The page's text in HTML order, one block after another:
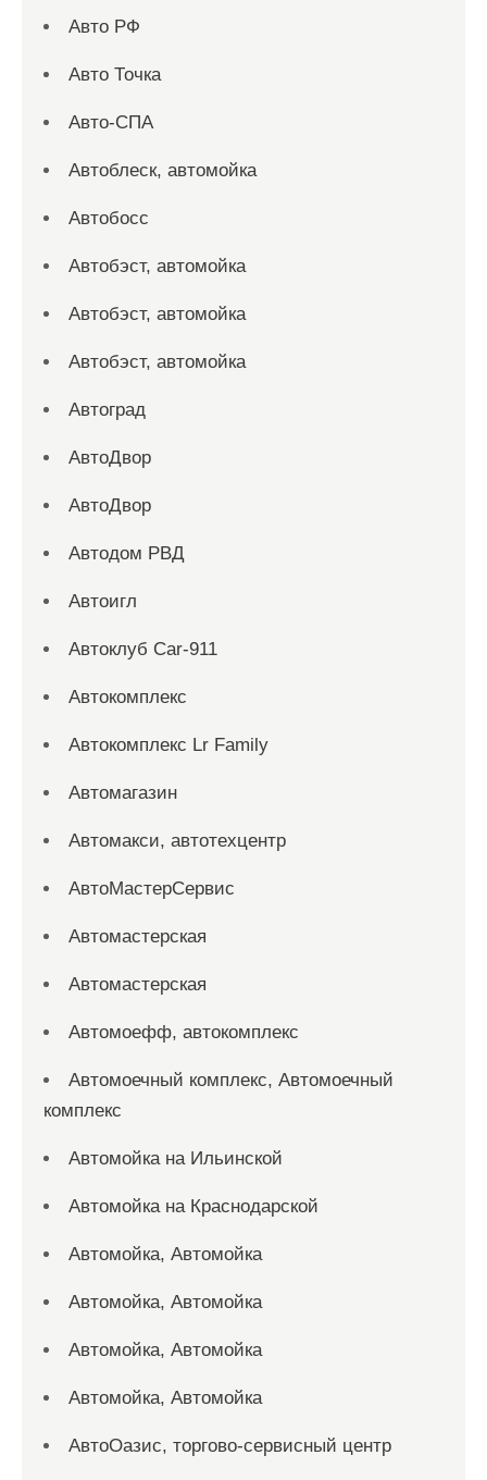
Авто РФ
Авто Точка
Авто-СПА
Автоблеск, автомойка
Автобосс
Автобэст, автомойка
Автобэст, автомойка
Автобэст, автомойка
Автоград
АвтоДвор
АвтоДвор
Автодом РВД
Автоигл
Автоклуб Car-911
Автокомплекс
Автокомплекс Lr Family
Автомагазин
Автомакси, автотехцентр
АвтоМастерСервис
Автомастерская
Автомастерская
Автомоефф, автокомплекс
Автомоечный комплекс, Автомоечный
комплекс
Автомойка на Ильинской
Автомойка на Краснодарской
Автомойка, Автомойка
Автомойка, Автомойка
Автомойка, Автомойка
Автомойка, Автомойка
АвтоОазис, торгово-сервисный центр